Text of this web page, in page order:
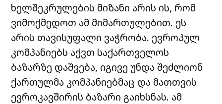
ხელშეკრულების მიზანი არის ის, რომ
ვიმოქმედოთ ამ მიმართულებით. ეს
არის თავისუფალი ვაჭრობა. ევროპულ
კომპანიებს აქვთ საქართველოს
ბაზარზე დაშვება, იგივე უნდა შეძლიონ
ქართულმა კომპანიებმაც და მათთვის
ევროკავშირის ბაზარი გაიხსნას. ამ